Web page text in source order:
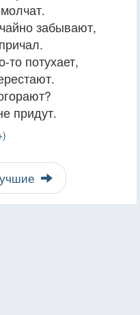
забывают,
то потухает,
придут.